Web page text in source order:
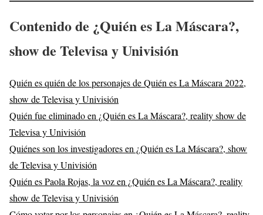
Contenido de ¿Quién es La Máscara?,
show de Televisa y Univisión
Quién es quién de los personajes de Quién es La Máscara 2022,
show de Televisa y Univisión
Quién fue eliminado en ¿Quién es La Máscara?, reality show de
Televisa y Univisión
Quiénes son los investigadores en ¿Quién es La Máscara?, show
de Televisa y Univisión
Quién es Paola Rojas, la voz en ¿Quién es La Máscara?, reality
show de Televisa y Univisión